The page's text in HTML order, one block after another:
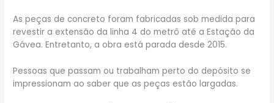
As peças de concreto foram fabricadas sob medida para
revestir a extensão da linha 4 do metrô até a Estação da
Gávea. Entretanto, a obra está parada desde 2015.
Pessoas que passam ou trabalham perto do depósito se
impressionam ao saber que as peças estão largadas.